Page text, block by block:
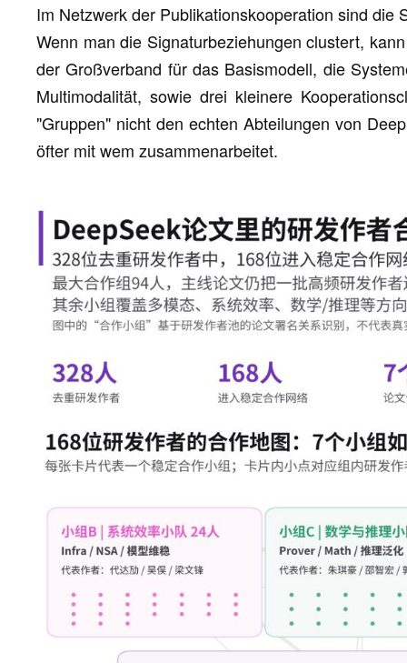
Im Netzwerk der Publikationskooperation sind die
Wenn man die Signaturbeziehungen clustert,
der Großverband für das Basismodell, die
Multimodalität, sowie drei kleinere
"Gruppen" nicht den echten Abteilungen von
öfter mit wem zusammenarbeitet.